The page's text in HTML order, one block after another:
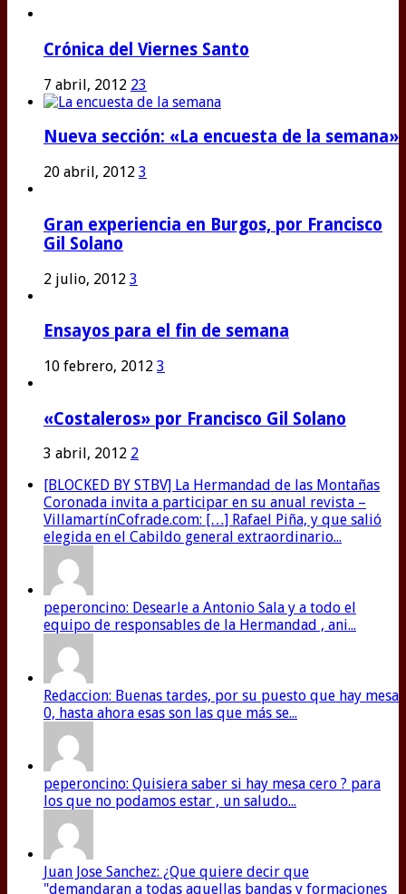
Crónica del Viernes Santo
7 abril, 2012 23
Nueva sección: «La encuesta de la semana»
20 abril, 2012 3
Gran experiencia en Burgos, por Francisco
Gil Solano
2 julio, 2012 3
Ensayos para el fin de semana
10 febrero, 2012 3
«Costaleros» por Francisco Gil Solano
3 abril, 2012 2
[BLOCKED BY STBV] La Hermandad de las Montañas
Coronada invita a participar en su anual revista –
VillamartínCofrade.com: […] Rafael Piña, y que salió
elegida en el Cabildo general extraordinario...
peperoncino: Desearle a Antonio Sala y a todo el
equipo de responsables de la Hermandad , ani...
Redaccion: Buenas tardes, por su puesto que hay mesa
0, hasta ahora esas son las que más se...
peperoncino: Quisiera saber si hay mesa cero ? para
los que no podamos estar , un saludo...
Juan Jose Sanchez: ¿Que quiere decir que
"demandaran a todas aquellas bandas y formaciones